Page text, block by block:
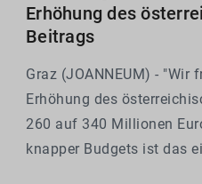
Erhöhung des
Beitrags
Graz (JOANNEUM) - "Wir
Erhöhung des
260 auf 340 Millionen
knapper Budgets ist das